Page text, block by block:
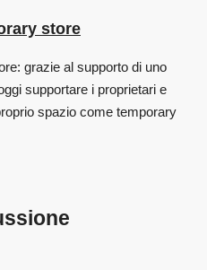
store​
grazie al supporto di uno
supportare i proprietari e
spazio come temporary